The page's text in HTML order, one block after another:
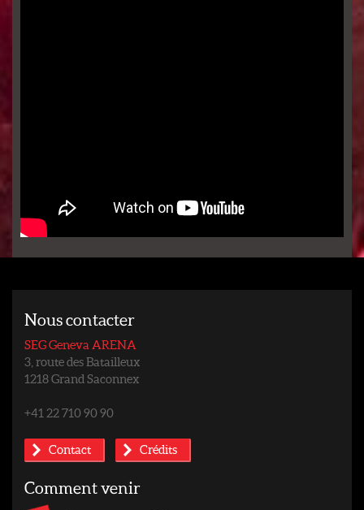
Nous contacter
SEG Geneva ARENA
3, route des Batailleux
1218 Grand Saconnex
+41 22 710 90 90
Contact Crédits
Comment venir